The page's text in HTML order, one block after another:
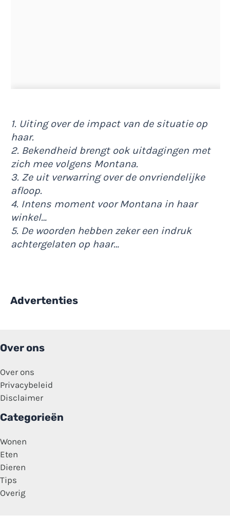
1. Uiting over de impact van de situatie op
haar.
2. Bekendheid brengt ook uitdagingen met
zich mee volgens Montana.
3. Ze uit verwarring over de onvriendelijke
afloop.
4. Intens moment voor Montana in haar
winkel…
5. De woorden hebben zeker een indruk
achtergelaten op haar…
Advertenties
Over ons
Over ons
Privacybeleid
Disclaimer
Categorieën
Wonen
Eten
Dieren
Tips
Overig